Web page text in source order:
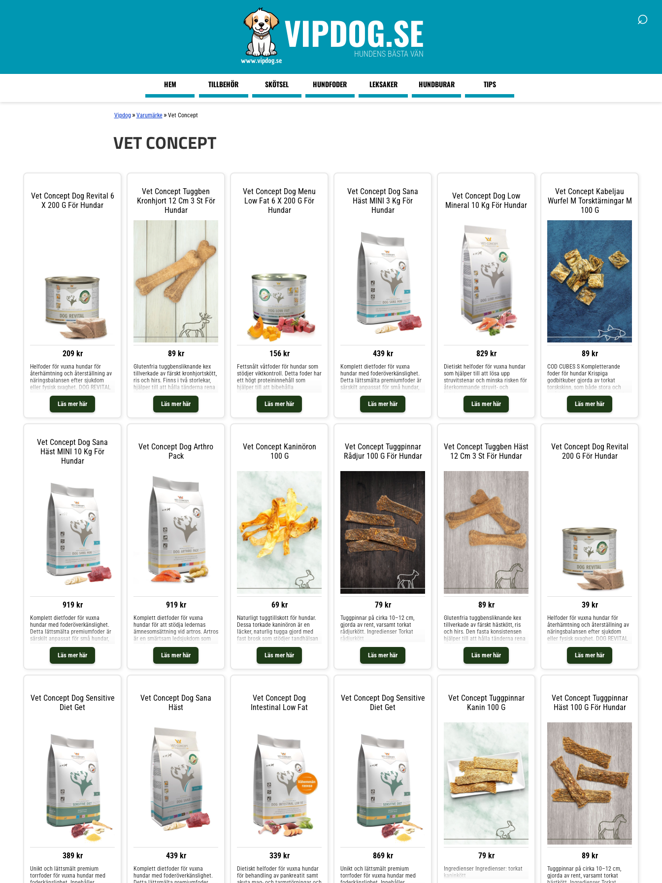
VIPDOG.SE
HUNDENS BÄSTA VÄN
⌕
HEM TILLBEHÖR SKÖTSEL HUNDFODER LEKSAKER HUNDBURAR TIPS
Vipdog » Varumärke » Vet Concept
VET CONCEPT
Vet Concept Dog Revital 6
X 200 G För Hundar
209 kr
Läs mer här
Helfoder för vuxna hundar för
återhämtning och återställning av
näringsbalansen efter sjukdom
eller fysisk svaghet. DOG REVITAL
är sammansatt med anka,
kycklinglever, hela ägg och
sötpotatis som ger en aptitlig
smak, hög energitäthet och mjuk
Vet Concept Tuggben
Kronhjort 12 Cm 3 St För
Hundar
89 kr
Läs mer här
Glutenfria tuggbensliknande kex
tillverkade av färskt kronhjortskött,
ris och hirs. Finns i två storlekar,
hjälper till att hålla tänderna rena
och passar även hundar som äter
proteinfattiga foder. Ingredienser
Ris, hirs, kronhjortsköttmjöl (18%),
vegetabilisk olja, mineralämnen
Vet Concept Dog Menu
Low Fat 6 X 200 G För
Hundar
156 kr
Läs mer här
Fettsnålt våtfoder för hundar som
stödjer viktkontroll. Detta foder har
ett högt proteininnehåll som
hjälper till att bibehålla
muskelmassa, främjar
fettförbränning och ökar
mättnadskänslan. Den höga halten
av L-karnitin stödjer användningen
Vet Concept Dog Sana
Häst MINI 3 Kg För
Hundar
439 kr
Läs mer här
Komplett dietfoder för vuxna
hundar med foderöverkänslighet.
Detta lättsmälta premiumfoder är
särskilt anpassat för små hundar,
med små foderkulor som är lätta
att tugga. Det innehåller endast en
animalisk proteinkälla och
noggrant utvalda glutenfria
Vet Concept Dog Low
Mineral 10 Kg För Hundar
829 kr
Läs mer här
Dietiskt helfoder för vuxna hundar
som hjälper till att lösa upp
struvitstenar och minska risken för
återkommande struvit- och
kalciumoxalatstenar. Den
lättsmälta, proteinfattiga formulan
med reducerad magnesiumhalt
och urinförsurande ämnen stödjer
Vet Concept Kabeljau
Wurfel M Torsktärningar M
100 G
89 kr
Läs mer här
COD CUBES S Kompletterande
foder för hundar Krispiga
godbitkuber gjorda av torkat
torskskinn, som både stora och
små hundar kan njuta av. Storlek:
ca. 1,5 x 2,5 cm Ingredienser
Ingredienser: torkad torsk
Näringsinformation Näringsämnen:
Vet Concept Dog Sana
Häst MINI 10 Kg För
Hundar
919 kr
Läs mer här
Komplett dietfoder för vuxna
hundar med foderöverkänslighet.
Detta lättsmälta premiumfoder är
särskilt anpassat för små hundar,
med små foderkulor som är lätta
att tugga. Det innehåller endast en
animalisk proteinkälla och
noggrant utvalda glutenfria
Vet Concept Dog Arthro
Pack
919 kr
Läs mer här
Komplett dietfoder för vuxna
hundar för att stödja ledernas
ämnesomsättning vid artros. Artros
är en smärtsam ledsjukdom som
orsakas av gradvis nedbrytning av
brosket. Förutom
veterinärbehandling är detta foder
utformat för att stimulera ledernas
Vet Concept Kaninöron
100 G
69 kr
Läs mer här
Naturligt tuggtillskott för hundar.
Dessa torkade kaninöron är en
läcker, naturlig tugga gjord med
fast brosk som stödjer tandhälsan
genom att hjälpa till att minska
plack och tandsten genom
mekanisk tuggning. Idealiska för
miniatyrraser och små raser, de
Vet Concept Tuggpinnar
Rådjur 100 G För Hundar
79 kr
Läs mer här
Tuggpinnar på cirka 10–12 cm,
gjorda av rent, varsamt torkat
rådjurkött. Ingredienser Torkat
rådjurkött
Vet Concept Tuggben Häst
12 Cm 3 St För Hundar
89 kr
Läs mer här
Glutenfria tuggbensliknande kex
tillverkade av färskt hästkött, ris
och hirs. Den fasta konsistensen
hjälper till att hålla tänderna rena
och passar även hundar som äter
proteinfattiga foder. Ingredienser
Ris, hirs, hästköttmjöl (18%),
vegetabilisk olja, mineralämnen
Vet Concept Dog Revital
200 G För Hundar
39 kr
Läs mer här
Helfoder för vuxna hundar för
återhämtning och återställning av
näringsbalansen efter sjukdom
eller fysisk svaghet. DOG REVITAL
är sammansatt med anka,
kycklinglever, hela ägg och
sötpotatis som ger en aptitlig
smak, hög energitäthet och mjuk
Vet Concept Dog Sensitive
Diet Get
389 kr
Unikt och lättsmält premium
torrfoder för vuxna hundar med
Vet Concept Dog Sana
Häst
439 kr
Komplett dietfoder för vuxna
hundar med foderöverkänslighet.
Vet Concept Dog
Intestinal Low Fat
339 kr
Dietiskt helfoder för vuxna hundar
för behandling av pankreatit samt
Vet Concept Dog Sensitive
Diet Get
869 kr
Unikt och lättsmält premium
torrfoder för vuxna hundar med
Vet Concept Tuggpinnar
Kanin 100 G
79 kr
Ingredienser Ingredienser: torkat
kaninkött
Vet Concept Tuggpinnar
Häst 100 G För Hundar
89 kr
Tuggpinnar på cirka 10–12 cm,
gjorda av rent, varsamt torkat